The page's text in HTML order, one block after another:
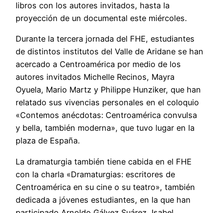
libros con los autores invitados, hasta la
proyección de un documental este miércoles.
Durante la tercera jornada del FHE, estudiantes
de distintos institutos del Valle de Aridane se han
acercado a Centroamérica por medio de los
autores invitados Michelle Recinos, Mayra
Oyuela, Mario Martz y Philippe Hunziker, que han
relatado sus vivencias personales en el coloquio
«Contemos anécdotas: Centroamérica convulsa
y bella, también moderna», que tuvo lugar en la
plaza de España.
La dramaturgia también tiene cabida en el FHE
con la charla «Dramaturgias: escritores de
Centroamérica en su cine o su teatro», también
dedicada a jóvenes estudiantes, en la que han